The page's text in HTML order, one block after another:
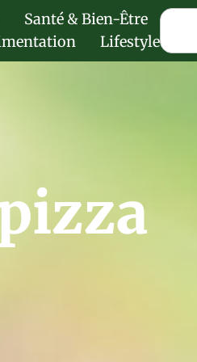
Santé & Bien-Être
Lifestyle